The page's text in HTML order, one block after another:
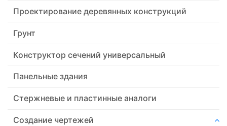
Проектирование деревянных конструкций
Грунт
Конструктор сечений универсальный
Панельные здания
Стержневые и пластинные аналоги
Создание чертежей